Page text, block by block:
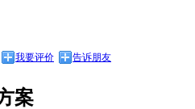
我要评价 告诉朋友
案